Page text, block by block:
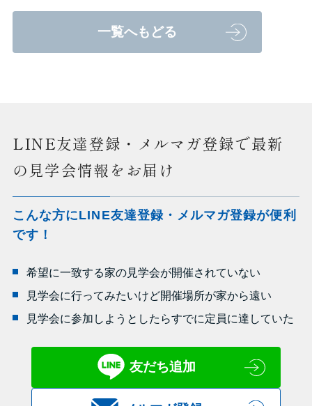
一覧へもどる
LINE友達登録・メルマガ登録で最新
の見学会情報をお届け
こんな方にLINE友達登録・メルマガ登録が便利
です！
希望に一致する家の見学会が開催されていない
見学会に行ってみたいけど開催場所が家から遠い
見学会に参加しようとしたらすでに定員に達していた
友だち追加